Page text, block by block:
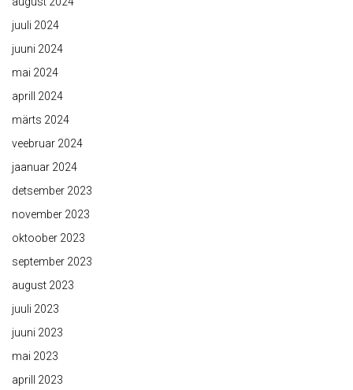
juuli 2024
juuni 2024
mai 2024
aprill 2024
märts 2024
veebruar 2024
jaanuar 2024
detsember 2023
november 2023
oktoober 2023
september 2023
august 2023
juuli 2023
juuni 2023
mai 2023
aprill 2023